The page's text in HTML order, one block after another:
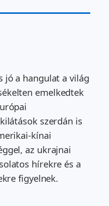
jó a hangulat a világ
emelkedtek
szerdán is
kínai
az ukrajnai
hírekre és a
figyelnek.